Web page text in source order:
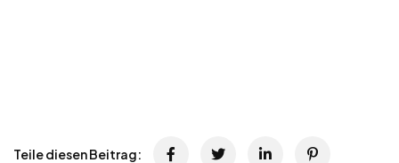
Teile diesen Beitrag: